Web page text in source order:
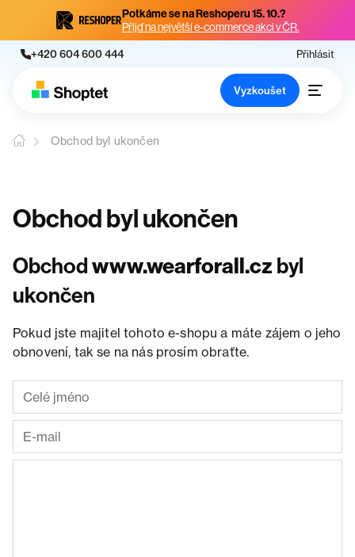
Potkáme se na Reshoperu 15. 10.?
Přijď na největší e-commerce akci v ČR.
+420 604 600 444 Přihlásit
Vyzkoušet
Obchod byl ukončen
Obchod byl ukončen
Obchodwww.wearforall.cz byl
ukončen
Pokud jste majitel tohoto e-shopu a máte zájem o jeho
obnovení, tak se na nás prosím obraťte.